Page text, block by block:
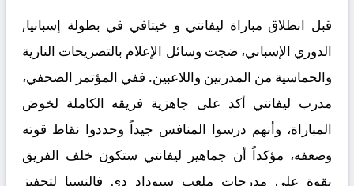
قبل انطلاق مباراة ليفانتي و خيتافي في بطولة إسبانيا,
الدوري الإسباني، ضجت وسائل الإعلام بالتصريحات النارية
والحماسية من المدربين واللاعبين. ففي المؤتمر الصحفي،
مدرب ليفانتي أكد على جاهزية فريقه الكاملة لخوض
المباراة، وأنهم درسوا المنافس جيداً وحددوا نقاط قوته
وضعفه، مؤكداً أن جماهير ليفانتي ستكون خلف الفريق
بقوة على مدرجات ملعب سيوداد دي فالنسيا لتحفيز